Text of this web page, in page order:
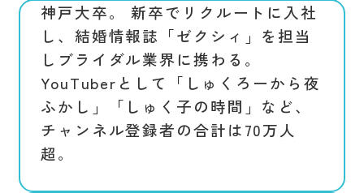
神戸大卒。 新卒でリクルートに入社
し、結婚情報誌「ゼクシィ」を担当
しブライダル業界に携わる。
YouTuberとして「しゅくろーから夜
ふかし」「しゅく子の時間」など、
チャンネル登録者の合計は70万人
超。